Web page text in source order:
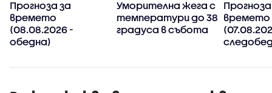
Прогноза за
времето
(08.08.2026 -
обедна)
Уморителна жега с
температури до 38
градуса в събота
времето